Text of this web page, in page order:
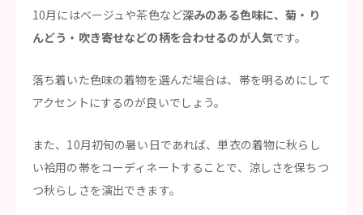
10月にはベージュや茶色など深みのある色味に、菊・り
んどう・吹き寄せなどの柄を合わせるのが人気です。
落ち着いた色味の着物を選んだ場合は、帯を明るめにして
アクセントにするのが良いでしょう。
また、10月初旬の暑い日であれば、単衣の着物に秋らし
い袷用の帯をコーディネートすることで、涼しさを保ちつ
つ秋らしさを演出できます。